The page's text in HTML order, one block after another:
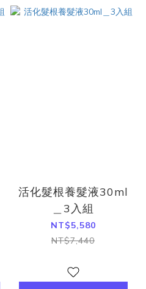
活化髮根養髮液30ml
＿3入組
NT$5,580
NT$7,440